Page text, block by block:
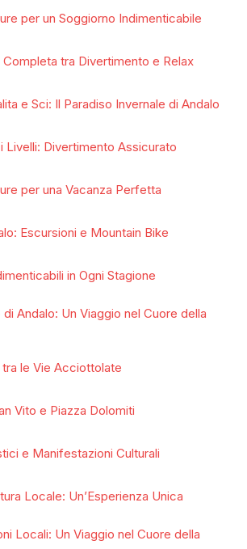
per un Soggiorno Indimenticabile
Completa tra Divertimento e Relax
e Sci: Il Paradiso Invernale di Andalo
Livelli: Divertimento Assicurato
per una Vacanza Perfetta
Escursioni e Mountain Bike
in Ogni Stagione
Andalo: Un Viaggio nel Cuore della
le Vie Acciottolate
Vito e Piazza Dolomiti
e Manifestazioni Culturali
Locale: Un’Esperienza Unica
Locali: Un Viaggio nel Cuore della